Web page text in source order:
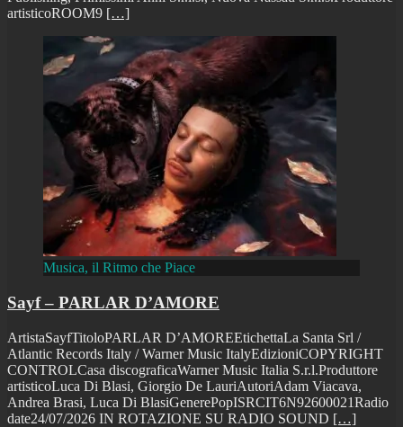
artisticoROOM9 […]
Musica, il Ritmo che Piace
Sayf – PARLAR D’AMORE
ArtistaSayfTitoloPARLAR D’AMOREEtichettaLa Santa Srl /
Atlantic Records Italy / Warner Music ItalyEdizioniCOPYRIGHT
CONTROLCasa discograficaWarner Music Italia S.r.l.Produttore
artisticoLuca Di Blasi, Giorgio De LauriAutoriAdam Viacava,
Andrea Brasi, Luca Di BlasiGenerePopISRCIT6N92600021Radio
date24/07/2026 IN ROTAZIONE SU RADIO SOUND […]